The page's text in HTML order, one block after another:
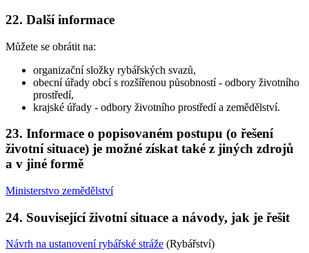
22. Další informace
Můžete se obrátit na:
organizační složky rybářských svazů,
obecní úřady obcí s rozšířenou působností - odbory životního
prostředí,
krajské úřady - odbory životního prostředí a zemědělství.
23. Informace o popisovaném postupu (o řešení
životní situace) je možné získat také z jiných zdrojů
a v jiné formě
Ministerstvo zemědělství
24. Související životní situace a návody, jak je řešit
Návrh na ustanovení rybářské stráže (Rybářství)